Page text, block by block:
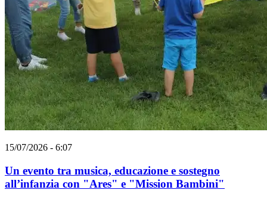
15/07/2026 - 6:07
Un evento tra musica, educazione e sostegno
all’infanzia con "Ares" e "Mission Bambini"